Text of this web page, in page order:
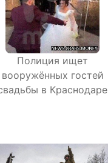
Полиция ищет
вооружённых гостей
в Краснодаре